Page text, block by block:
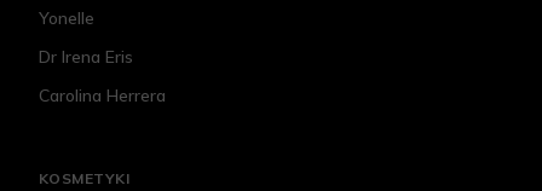
Yonelle
Dr Irena Eris
Carolina Herrera
KOSMETYKI